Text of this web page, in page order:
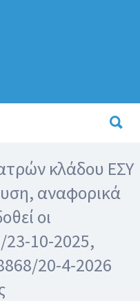
κλάδου ΕΣΥ
αναφορικά
οι
10-2025,
20-4-2026